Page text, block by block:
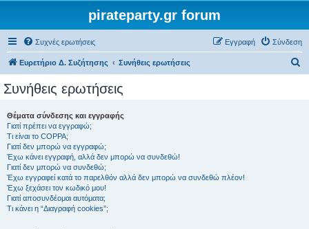
pirateparty.gr forum
Συχνές ερωτήσεις Σύνδεση
Εγγραφή
Ευρετήριο Δ. Συζήτησης Συνήθεις ερωτήσεις
Συνήθεις ερωτήσεις
Θέματα σύνδεσης και εγγραφής
Γιατί πρέπει να εγγραφώ;
Τι είναι το COPPA;
Γιατί δεν μπορώ να εγγραφώ;
Έχω κάνει εγγραφή, αλλά δεν μπορώ να συνδεθώ!
Γιατί δεν μπορώ να συνδεθώ;
Έχω εγγραφεί κατά το παρελθόν αλλά δεν μπορώ να συνδεθώ πλέον!
Έχω ξεχάσει τον κωδικό μου!
Γιατί αποσυνδέομαι αυτόματα;
Τι κάνει η “Διαγραφή cookies”;